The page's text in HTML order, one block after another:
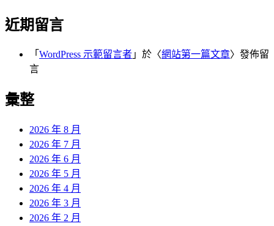
近期留言
「 WordPress 示範留言者 」於〈網站第一篇文章〉發佈留
言
彙整
2026 年 8 月
2026 年 7 月
2026 年 6 月
2026 年 5 月
2026 年 4 月
2026 年 3 月
2026 年 2 月